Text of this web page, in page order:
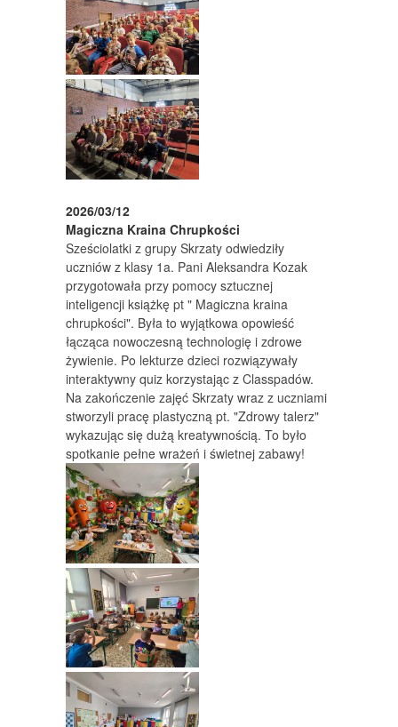
2026/03/12
Magiczna Kraina Chrupkości
Sześciolatki z grupy Skrzaty odwiedziły
uczniów z klasy 1a. Pani Aleksandra Kozak
przygotowała przy pomocy sztucznej
inteligencji książkę pt " Magiczna kraina
chrupkości". Była to wyjątkowa opowieść
łącząca nowoczesną technologię i zdrowe
żywienie. Po lekturze dzieci rozwiązywały
interaktywny quiz korzystając z Classpadów.
Na zakończenie zajęć Skrzaty wraz z uczniami
stworzyli pracę plastyczną pt. "Zdrowy talerz"
wykazując się dużą kreatywnością. To było
spotkanie pełne wrażeń i świetnej zabawy!